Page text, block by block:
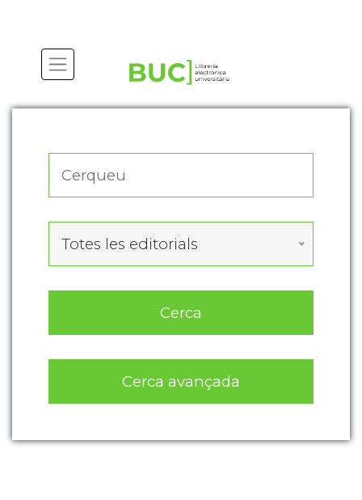
Totes les editorials
Cerca
Cerca avançada